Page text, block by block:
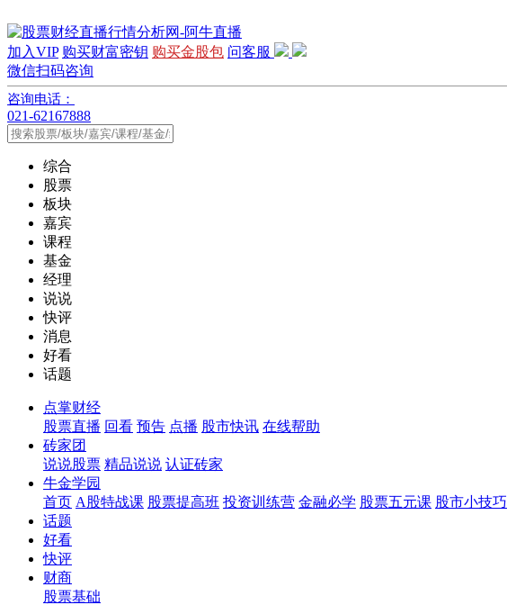
加入VIP 购买财富密钥 购买金股包 问客服
微信扫码咨询
咨询电话：
021-62167888
综合
股票
板块
嘉宾
课程
基金
经理
说说
快评
消息
好看
话题
点掌财经
股票直播 回看 预告 点播 股市快讯 在线帮助
砖家团
说说股票 精品说说 认证砖家
牛金学园
首页 A股特战课 股票提高班 投资训练营 金融必学 股票五元课 股市小技巧
话题
好看
快评
财商
股票基础